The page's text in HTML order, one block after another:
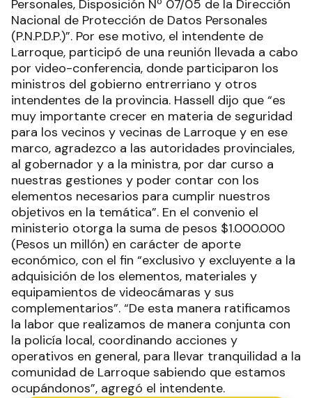
Personales, Disposición Nº 07/05 de la Dirección
Nacional de Protección de Datos Personales
(P.N.P.D.P.)”. Por ese motivo, el intendente de
Larroque, participó de una reunión llevada a cabo
por video-conferencia, donde participaron los
ministros del gobierno entrerriano y otros
intendentes de la provincia. Hassell dijo que “es
muy importante crecer en materia de seguridad
para los vecinos y vecinas de Larroque y en ese
marco, agradezco a las autoridades provinciales,
al gobernador y a la ministra, por dar curso a
nuestras gestiones y poder contar con los
elementos necesarios para cumplir nuestros
objetivos en la temática”. En el convenio el
ministerio otorga la suma de pesos $1.000.000
(Pesos un millón) en carácter de aporte
económico, con el fin “exclusivo y excluyente a la
adquisición de los elementos, materiales y
equipamientos de videocámaras y sus
complementarios”. “De esta manera ratificamos
la labor que realizamos de manera conjunta con
la policía local, coordinando acciones y
operativos en general, para llevar tranquilidad a la
comunidad de Larroque sabiendo que estamos
ocupándonos”, agregó el intendente.